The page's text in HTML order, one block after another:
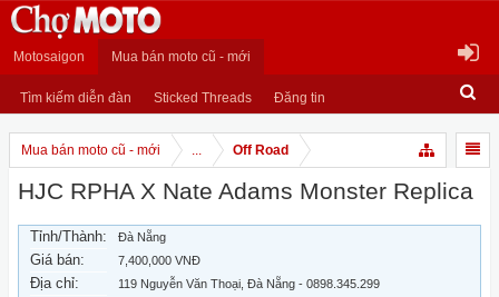
Motosaigon Mua bán moto cũ - mới
Tìm kiếm diễn đàn Sticked Threads Đăng tin
Mua bán moto cũ - mới ... Off Road
HJC RPHA X Nate Adams Monster Replica
Tỉnh/Thành: Đà Nẵng
Giá bán: 7,400,000 VNĐ
Địa chỉ: 119 Nguyễn Văn Thoại, Đà Nẵng - 0898.345.299